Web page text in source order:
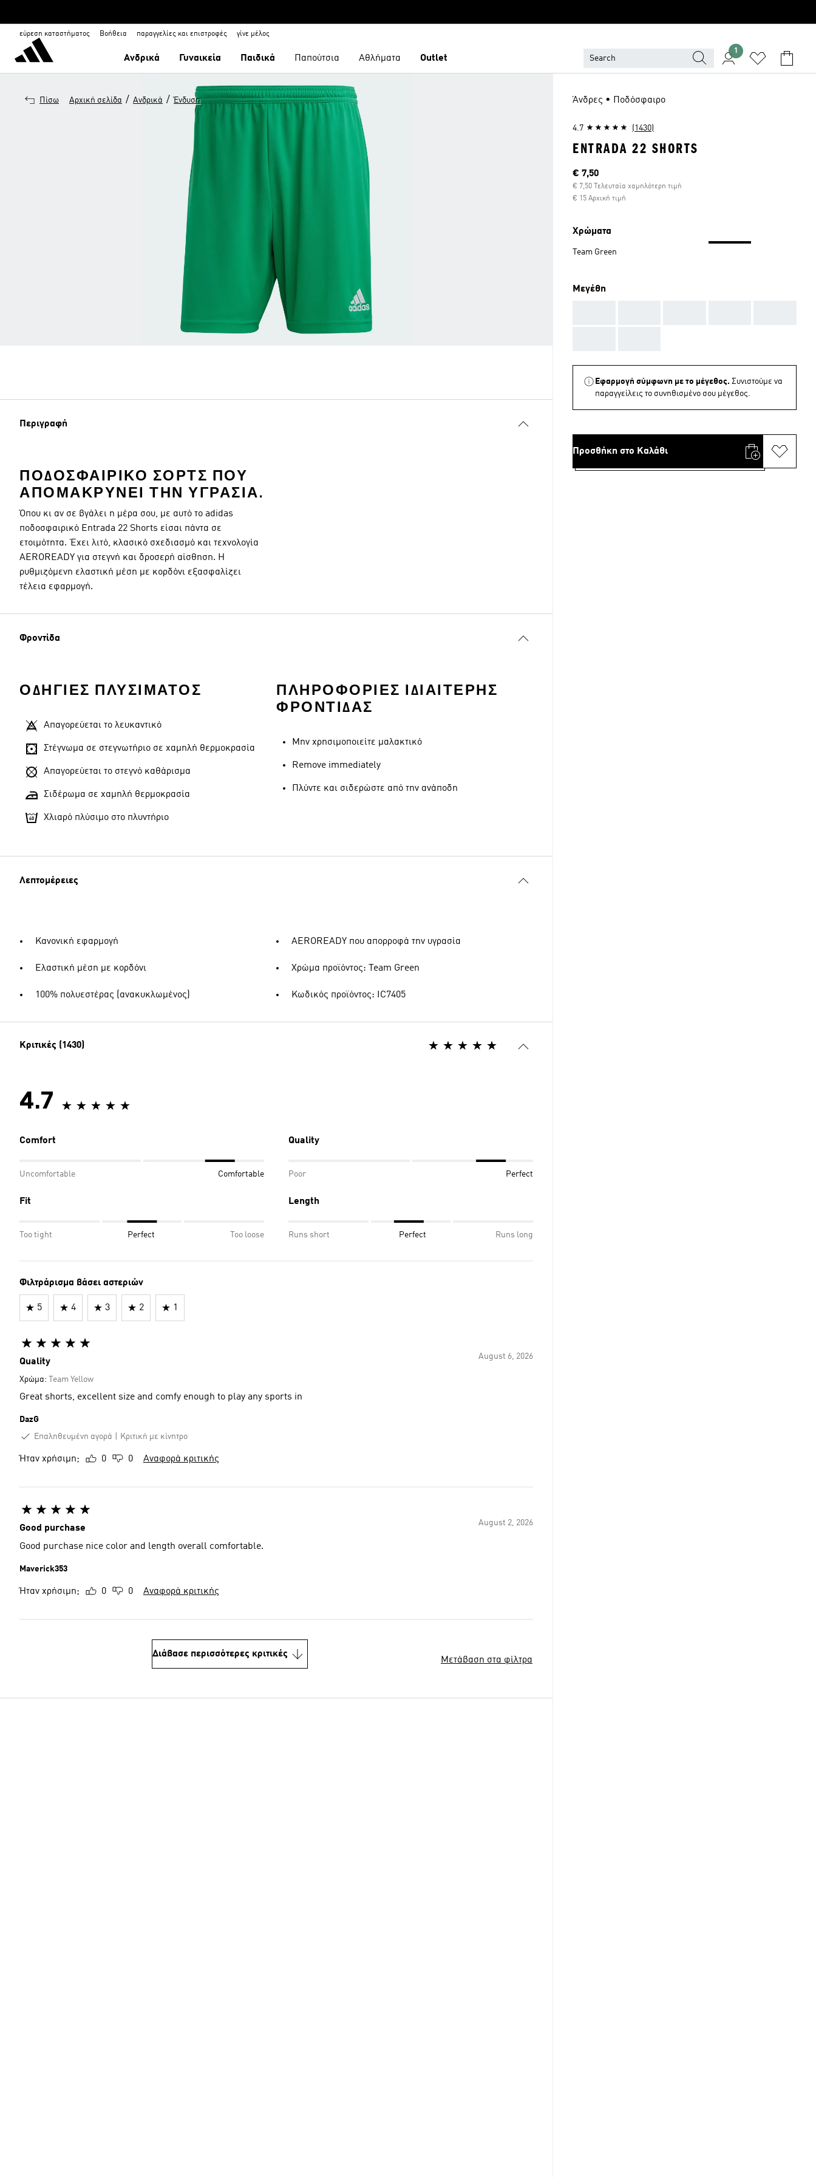
εύρεση καταστήματος Βοήθεια παραγγελίες και επιστροφές γίνε μέλος
Ανδρικά Γυναικεία Παιδικά Παπούτσια Αθλήματα Outlet
1
Πίσω Αρχική σελίδα / Ανδρικά / Ένδυση
Περιγραφή
ΠΟΔΟΣΦΑΙΡΙΚΌ ΣΟΡΤΣ ΠΟΥ
ΑΠΟΜΑΚΡΎΝΕΙ ΤΗΝ ΥΓΡΑΣΊΑ.
Όπου κι αν σε βγάλει η μέρα σου, με αυτό το adidas
ποδοσφαιρικό Entrada 22 Shorts είσαι πάντα σε
ετοιμότητα. Έχει λιτό, κλασικό σχεδιασμό και τεχνολογία
AEROREADY για στεγνή και δροσερή αίσθηση. Η
ρυθμιζόμενη ελαστική μέση με κορδόνι εξασφαλίζει
τέλεια εφαρμογή.
Φροντίδα
ΟΔΗΓΊΕΣ ΠΛΥΣΊΜΑΤΟΣ
Απαγορεύεται το λευκαντικό
Στέγνωμα σε στεγνωτήριο σε χαμηλή θερμοκρασία
Απαγορεύεται το στεγνό καθάρισμα
Σιδέρωμα σε χαμηλή θερμοκρασία
Χλιαρό πλύσιμο στο πλυντήριο
ΠΛΗΡΟΦΟΡΊΕΣ ΙΔΙΑΊΤΕΡΗΣ
ΦΡΟΝΤΊΔΑΣ
Μην χρησιμοποιείτε μαλακτικό
Remove immediately
Πλύντε και σιδερώστε από την ανάποδη
Λεπτομέρειες
Κανονική εφαρμογή
Ελαστική μέση με κορδόνι
100% πολυεστέρας (ανακυκλωμένος)
AEROREADY που απορροφά την υγρασία
Χρώμα προϊόντος: Team Green
Κωδικός προϊόντος: IC7405
Κριτικές (1430)
4.7
Comfort
Uncomfortable Comfortable
Quality
Poor Perfect
Fit
Too tight Perfect Too loose
Length
Runs short Perfect Runs long
Φιλτράρισμα βάσει αστεριών
5 4 3 2 1
August 6, 2026
Quality
Χρώμα: Team Yellow
Great shorts, excellent size and comfy enough to play any sports in
DazG
Επαληθευμένη αγορά
Κριτική με κίνητρο
Ήταν χρήσιμη; 0 0 Αναφορά κριτικής
August 2, 2026
Good purchase
Good purchase nice color and length overall comfortable.
Maverick353
Ήταν χρήσιμη; 0 0 Αναφορά κριτικής
Διάβασε περισσότερες κριτικές
Μετάβαση στα φίλτρα
Άνδρες • Ποδόσφαιρο
4.7 (1430)
ENTRADA 22 SHORTS
Τρέχουσα τιμή
€ 7,50
€ 7,50 Τελευταία χαμηλότερη τιμή
€ 15 Αρχική τιμή
Χρώματα
Team Green
Μεγέθη
Εφαρμογή σύμφωνη με το μέγεθος. Συνιστούμε να
παραγγείλεις το συνηθισμένο σου μέγεθος.
Προσθήκη στο Καλάθι